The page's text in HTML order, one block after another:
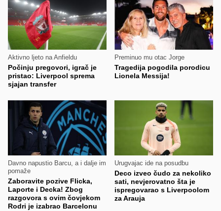
Aktivno ljeto na Anfieldu
Počinju pregovori, igrač je
pristao: Liverpool sprema
sjajan transfer
Preminuo mu otac Jorge
Tragedija pogodila porodicu
Lionela Messija!
Davno napustio Barcu, a i dalje im
pomaže
Zaboravite pozive Flicka,
Laporte i Decka! Zbog
razgovora s ovim čovjekom
Rodri je izabrao Barcelonu
Urugvajac ide na posudbu
Deco izveo čudo za nekoliko
sati, nevjerovatno šta je
ispregovarao s Liverpoolom
za Arauja